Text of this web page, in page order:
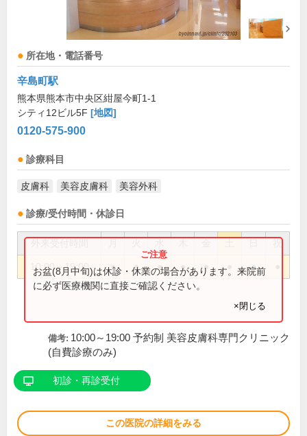
所在地・電話番号
辛島町駅
熊本県熊本市中央区紺屋今町1-1
シティ12ビル5F [地図]
0120-575-900
診療科目
皮膚科 美容皮膚科 美容外科
診療/受付時間・休診日
祝
10:00～19:00 ● ● ● ● ● ●
お盆(8月中旬)は休診・休業の場合があります。来院前
に必ず医療機関に直接ご確認ください。
×閉じる
備考: 10:00～19:00 予約制 美容皮膚科専門クリニック
(自費診療のみ)
初診・再診受付
この医院の詳細をみる